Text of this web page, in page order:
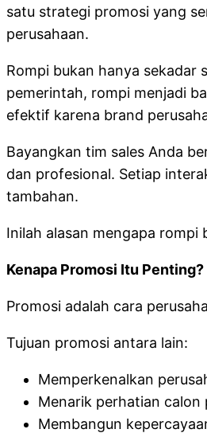
satu strategi promosi yang
perusahaan.
Rompi bukan hanya sekadar
pemerintah, rompi menjadi
efektif karena brand
Bayangkan tim sales Anda
dan profesional. Setiap
tambahan.
Inilah alasan mengapa
Kenapa Promosi Itu Penting?
Promosi adalah cara
Tujuan promosi antara lain:
Memperkenalkan
Menarik perhatian calon
Membangun